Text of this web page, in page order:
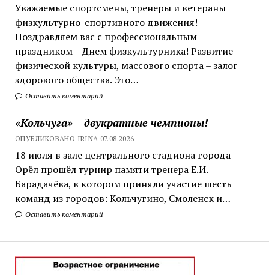
Уважаемые спортсмены, тренеры и ветераны
физкультурно-спортивного движения!
Поздравляем вас с профессиональным
праздником – Днем физкультурника! Развитие
физической культуры, массового спорта – залог
здорового общества. Это…
Оставить коментарий
«Кольчуга» – двукратные чемпионы!
ОПУБЛИКОВАНО IRINA 07.08.2026
18 июля в зале центрального стадиона города
Орёл прошёл турнир памяти тренера Е.И.
Барадачёва, в котором приняли участие шесть
команд из городов: Кольчугино, Смоленск и…
Оставить коментарий